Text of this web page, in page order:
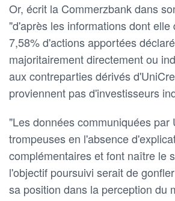
Or, écrit la Commerzbank dans
"d'après les informations dont elle
7,58% d'actions apportées
majoritairement directement ou
aux contreparties dérivés
proviennent pas d'investisseurs
"Les données communiquées par
trompeuses en l'absence
complémentaires et font naître le
l'objectif poursuivi serait de
sa position dans la perception du